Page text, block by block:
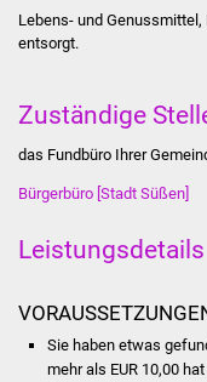
Lebens- und
entsorgt.
Zuständige
das Fundbüro Ihrer
Bürgerbüro [Stadt Süßen]
Leistungsdetails
Sie haben etwas
mehr als EUR 10,00